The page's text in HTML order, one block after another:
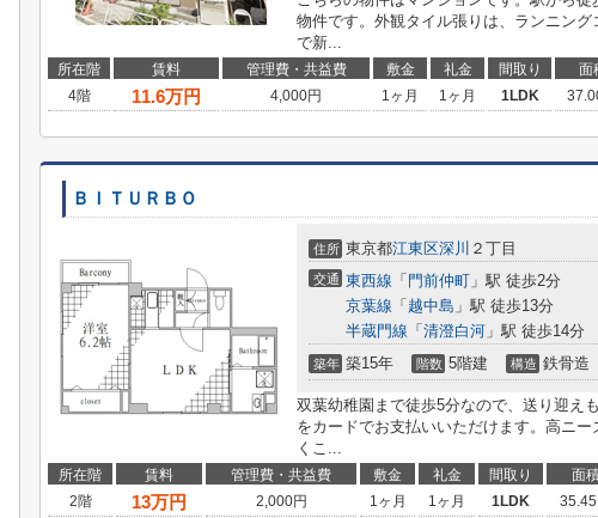
物件です。外観タイル張りは、ランニン
で新...
所在階 賃料 管理費・共益費 敷金 礼金 間取り 面
4階
11.6万円 4,000円 1ヶ月 1ヶ月 1LDK
ＢＩＴＵＲＢＯ
住所 東京都江東区深川 ２丁目
交通 東西線 「 門前仲町 」駅 徒歩2分
京葉線 「 越中島 」駅 徒歩13分
半蔵門線 「 清澄白河 」駅 徒歩14分
築年 築15年 階数 5階建 構造 鉄骨造
双葉幼稚園まで徒歩5分なので、送り迎え
をカードでお支払いいただけます。高ニ
くこ...
所在階 賃料 管理費・共益費 敷金 礼金 間取り 面
2階
13万円 2,000円 1ヶ月 1ヶ月 1LDK 35.45